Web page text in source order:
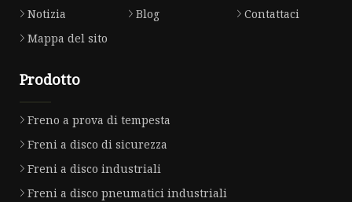
Notizia
Blog
Contattaci
Mappa del sito
Prodotto
Freno a prova di tempesta
Freni a disco di sicurezza
Freni a disco industriali
Freni a disco pneumatici industriali